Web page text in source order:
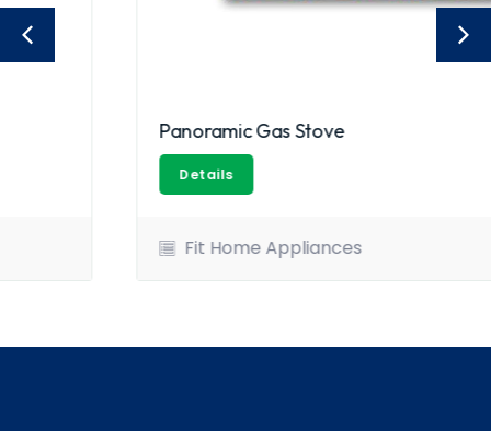
Panoramic Gas Stove
Fit Home Appliances